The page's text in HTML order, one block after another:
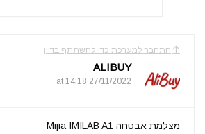
התחבר למערכת כדי להשתתף בדיון
ALIBUY
27/11/2022 at 14:18
מצלמת אבטחה Mijia IMILAB A1